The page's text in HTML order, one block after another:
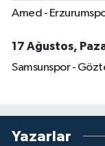
Amed -
17 Ağustos,
Samsunspor -
Yazarlar